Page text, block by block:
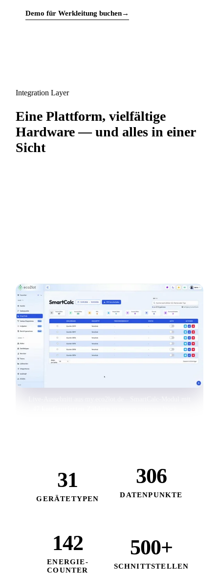
Demo für Werkleitung buchen→
Integration Layer
Eine Plattform, vielfältige
Hardware —und alles in einer
Sicht
31
GERÄTETYPEN
306
DATENPUNKTE
142
ENERGIE-
COUNTER
500+
SCHNITTSTELLEN